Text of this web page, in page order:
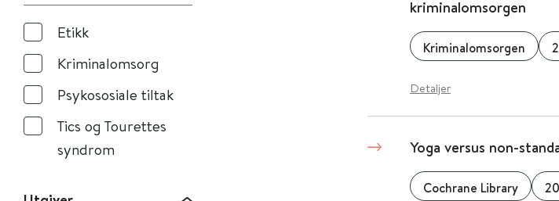
Etikk
Kriminalomsorg
Psykososiale tiltak
Tics og Tourettes
syndrom
kriminalomsorgen
Kriminalomsorgen
Detaljer
Yoga versus non-
Cochrane Library